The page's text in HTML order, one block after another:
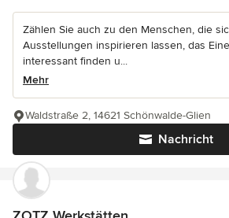
Zählen Sie auch zu den Menschen, die
Ausstellungen inspirieren lassen, das
interessant finden u...
Mehr
Nachricht
Waldstraße 2, 14621 Schönwalde-Glien